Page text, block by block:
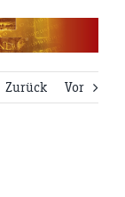
Zurück
Vor